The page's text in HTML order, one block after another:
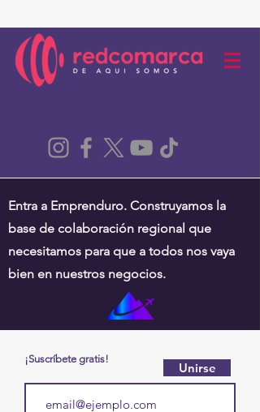
Entra a Emprenduro. Construyamos la
base de colaboración regional que
necesitamos para que a todos nos vaya
bien en nuestros negocios.
¡Suscríbete gratis!
Unirse